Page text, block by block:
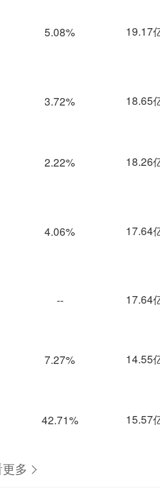
5.08% 19.17
3.72% 18.65
2.22% 18.26
4.06% 17.64
-- 17.64
7.27% 14.55
42.71% 15.57
多